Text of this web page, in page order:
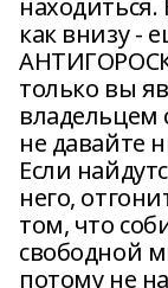
как внизу -
только вы
владельцем
не давайте
Если
него,
том, что
свободной
потому не